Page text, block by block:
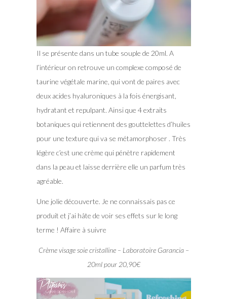
Il se présente dans un tube souple de 20ml. A
l’intérieur on retrouve un complexe composé de
taurine végétale marine, qui vont de paires avec
deux acides hyaluroniques à la fois énergisant,
hydratant et repulpant. Ainsi que 4 extraits
botaniques qui retiennent des gouttelettes d’huiles
pour une texture qui va se métamorphoser . Très
légère c’est une crème qui pénètre rapidement
dans la peau et laisse derrière elle un parfum très
agréable.
Une jolie découverte. Je ne connaissais pas ce
produit et j’ai hâte de voir ses effets sur le long
terme ! Affaire à suivre
Crème visage soie cristalline – Laboratoire Garancia –
20ml pour 20,90€